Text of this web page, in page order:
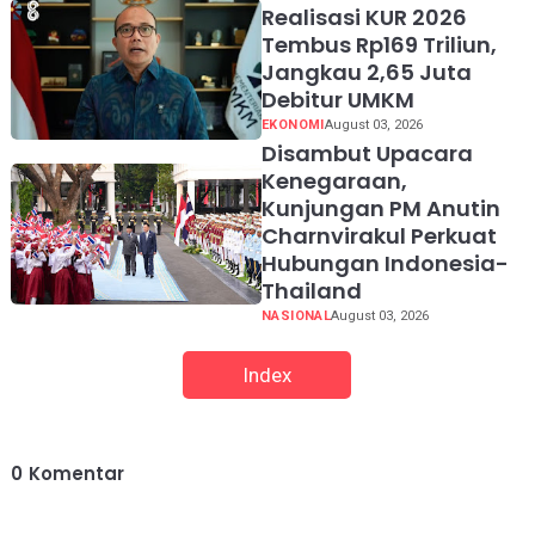
Realisasi KUR 2026
Tembus Rp169 Triliun,
Jangkau 2,65 Juta
Debitur UMKM
EKONOMIAugust 03, 2026
Disambut Upacara
Kenegaraan,
Kunjungan PM Anutin
Charnvirakul Perkuat
Hubungan Indonesia-
Thailand
NASIONALAugust 03, 2026
Index
0 Komentar